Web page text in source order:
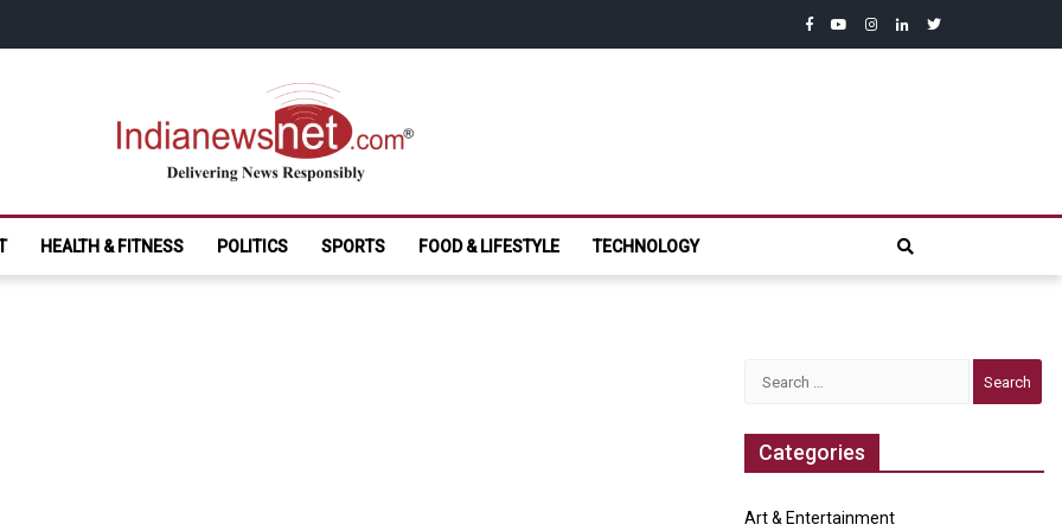
facebook
youtubeinstagram
linkedintwitter
India News Net.com
HEALTH & FITNESS POLITICS SPORTS FOOD & LIFESTYLE TECHNOLOGY
Categories
Art & Entertainment